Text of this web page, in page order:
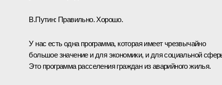
В.Путин: Правильно. Хорошо.
У нас есть одна программа, которая имеет чрезвычайно
большое значение и для экономики, и для социальной
Это программа расселения граждан из аварийного жилья.